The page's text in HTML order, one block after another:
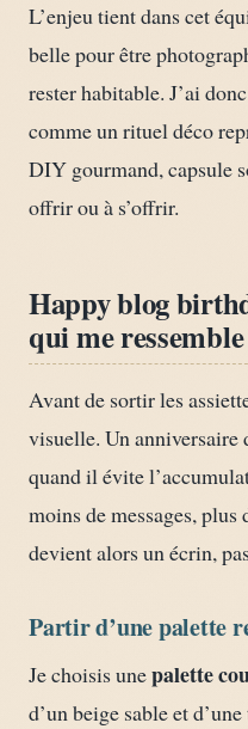
L’enjeu tient dans cet
belle pour être
rester habitable. J’ai
comme un rituel déco
DIY gourmand, capsule
offrir ou à s’offrir.
Happy blog
qui me ressemble
Avant de sortir les
visuelle. Un anniversaire
quand il évite
moins de messages,
devient alors un écrin,
Partir d’une palette
Je choisis unepalette
d’un beige sable et